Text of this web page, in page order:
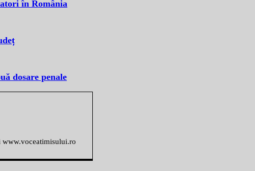
în România
dosare penale
www.voceatimisului.ro